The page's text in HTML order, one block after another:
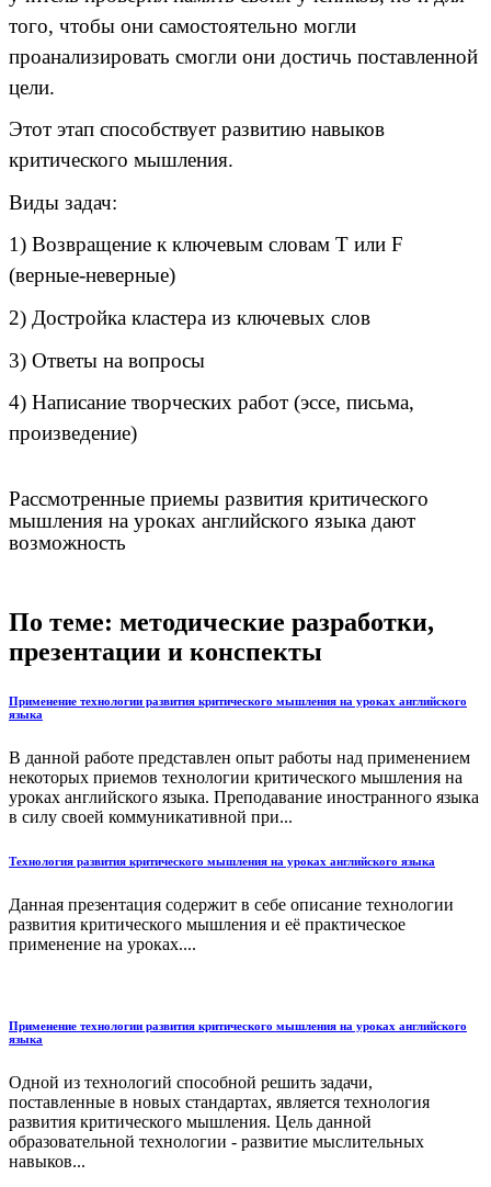
того, чтобы они самостоятельно могли
проанализировать смогли они достичь поставленной
цели.
Этот этап способствует развитию навыков
критического мышления.
Виды задач:
1) Возвращение к ключевым словам Т или F
(верные-неверные)
2) Достройка кластера из ключевых слов
3) Ответы на вопросы
4) Написание творческих работ (эссе, письма,
произведение)
Рассмотренные приемы развития критического
мышления на уроках английского языка дают
возможность
По теме: методические разработки,
презентации и конспекты
Применение технологии развития критического мышления на уроках английского
языка
В данной работе представлен опыт работы над применением
некоторых приемов технологии критического мышления на
уроках английского языка. Преподавание иностранного языка
в силу своей коммуникативной при...
Технология развития критического мышления на уроках английского языка
Данная презентация содержит в себе описание технологии
развития критического мышления и её практическое
применение на уроках....
Применение технологии развития критического мышления на уроках английского
языка
Одной из технологий способной решить задачи,
поставленные в новых стандартах, является технология
развития критического мышления. Цель данной
образовательной технологии - развитие мыслительных
навыков...